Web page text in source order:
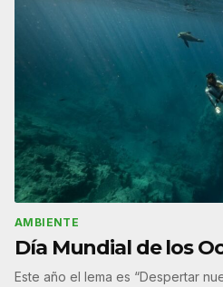
AMBIENTE
Día Mundial de los
Este año el lema es “Despertar